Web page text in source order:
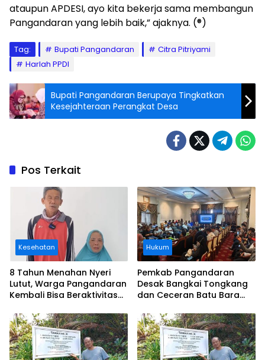
ataupun APDESI, ayo kita bekerja sama membangun
Pangandaran yang lebih baik,” ajaknya. (®)
Tag: Bupati Pangandaran
Citra Pitriyami
Harlah PPDI
Bupati Pangandaran Berupaya Tingkatkan
Kesejahteraan Perangkat Desa
Pos Terkait
Kesehatan
8 Tahun Menahan Nyeri
Lutut, Warga Pangandaran
Kembali Bisa Beraktivitas
Ditanggung BPJS
Hukum
Pemkab Pangandaran
Desak Bangkai Tongkang
dan Ceceran Batu Bara
Buruknya Koordinasi
Perusahaan